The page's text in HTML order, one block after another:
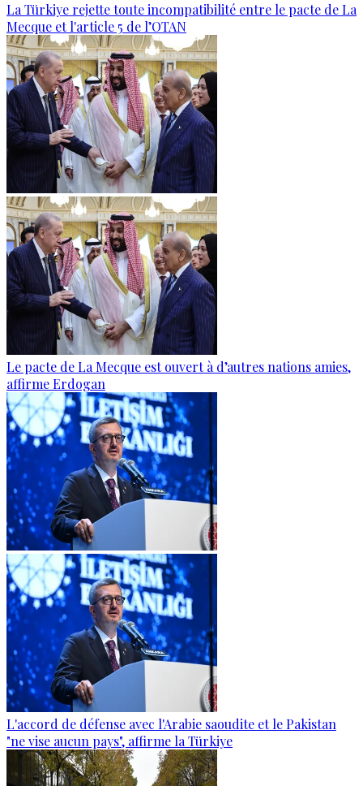
La Türkiye rejette toute incompatibilité entre le pacte de La
Mecque et l'article 5 de l’OTAN
Le pacte de La Mecque est ouvert à d’autres nations amies,
affirme Erdogan
L'accord de défense avec l'Arabie saoudite et le Pakistan
"ne vise aucun pays", affirme la Türkiye